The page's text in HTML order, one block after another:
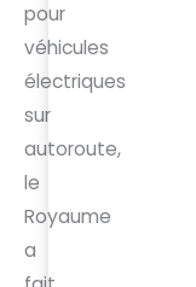
pour
véhicules
électriques
sur
autoroute,
le
Royaume
a